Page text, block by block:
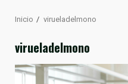
Inicio virueladelmono
virueladelmono